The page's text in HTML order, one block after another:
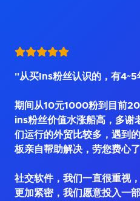
"从买Ins粉丝认识的，有4~5
期间从10元1000粉到目前
ins粉丝价值水涨船高，多谢
们运行的外贸比较多，遇到
板亲自帮助解决，劳您费心了
社交软件，我们一直很重视
更加紧密，我们愿意投入一